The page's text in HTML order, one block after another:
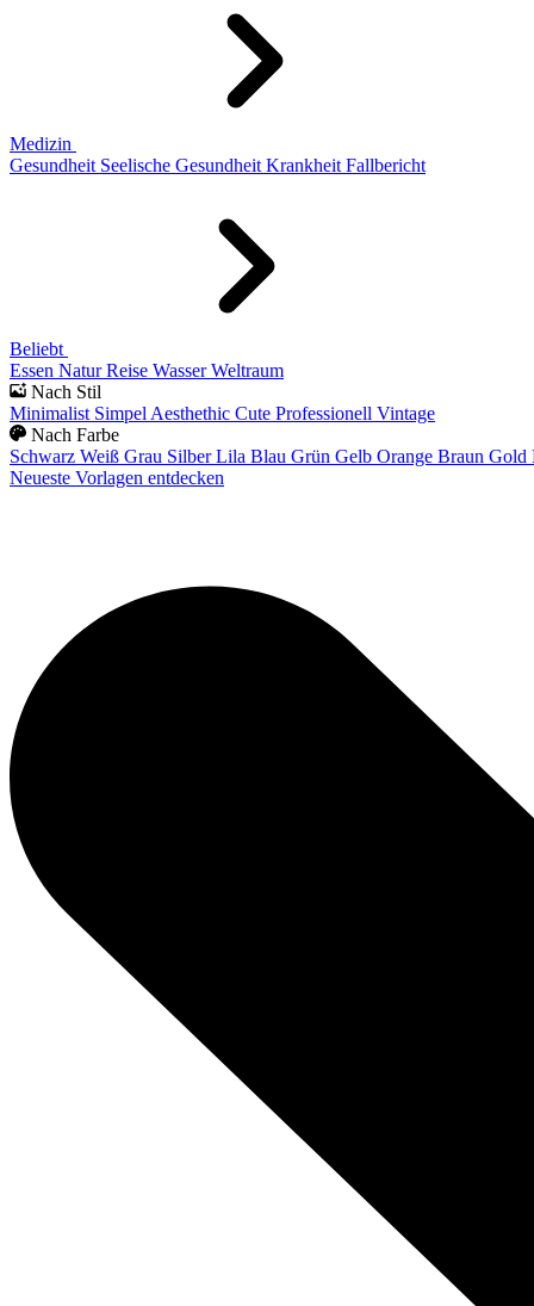
Medizin
Gesundheit Seelische Gesundheit Krankheit Fallbericht
Beliebt
Essen Natur Reise Wasser Weltraum
Nach Stil
Minimalist Simpel Aesthethic Cute Professionell Vintage
Nach Farbe
Schwarz Weiß Grau Silber Lila Blau Grün Gelb Orange Braun Gold
Neueste Vorlagen entdecken